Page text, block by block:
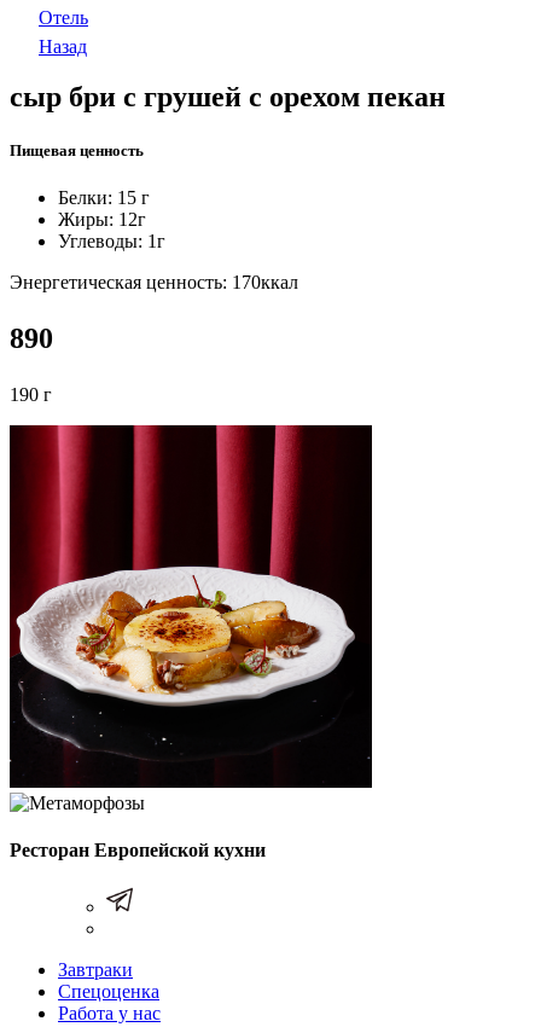
Отель
Назад
сыр бри с грушей с орехом пекан
Пищевая ценность
Белки: 15 г
Жиры: 12г
Углеводы: 1г
Энергетическая ценность: 170ккал
890
190 г
Ресторан Европейской кухни
Завтраки
Спецоценка
Работа у нас